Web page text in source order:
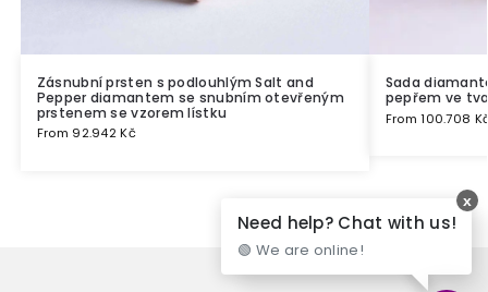
Zásnubní prsten s podlouhlým Salt and
Pepper diamantem se snubním otevřeným
prstenem se vzorem lístku
From 92.942Kč
Sada
pepřem ve
From100.708
Need help? Chat with us!
🟢 We are online!
x